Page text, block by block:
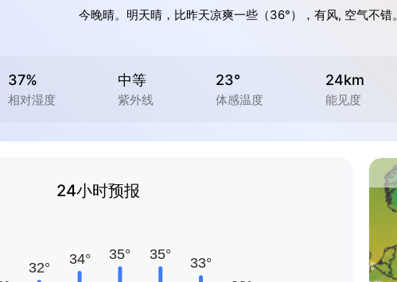
今晚晴。明天晴，比昨天凉爽一些（36°），有风, 空气不错。
37%
相对湿度
中等
紫外线
23°
体感温度
24km
能见度
24小时预报